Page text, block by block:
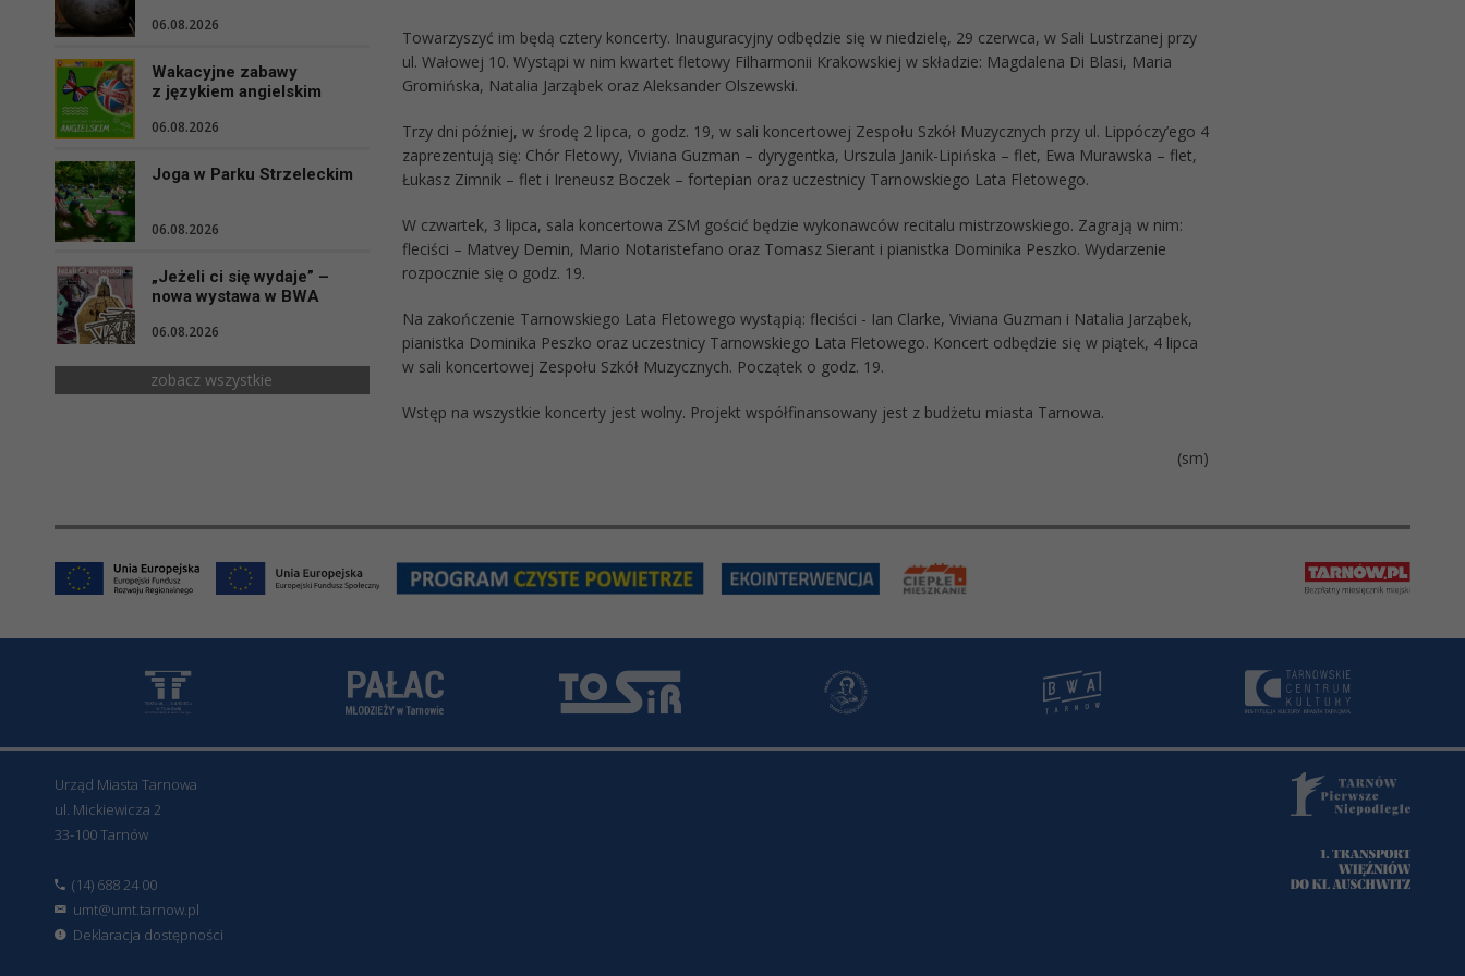
06.08.2026
Wakacyjne zabawy
z językiem angielskim
06.08.2026
Joga w Parku Strzeleckim
06.08.2026
„Jeżeli ci się wydaje” –
nowa wystawa w BWA
06.08.2026
zobacz wszystkie
Towarzyszyć im będą cztery koncerty. Inauguracyjny odbędzie się w niedzielę, 29 czerwca, w Sali Lustrzanej przy
ul. Wałowej 10. Wystąpi w nim kwartet fletowy Filharmonii Krakowskiej w składzie: Magdalena Di Blasi, Maria
Gromińska, Natalia Jarząbek oraz Aleksander Olszewski.
Trzy dni później, w środę 2 lipca, o godz. 19, w sali koncertowej Zespołu Szkół Muzycznych przy ul. Lippóczy’ego 4
zaprezentują się: Chór Fletowy, Viviana Guzman – dyrygentka, Urszula Janik-Lipińska – flet, Ewa Murawska – flet,
Łukasz Zimnik – flet i Ireneusz Boczek – fortepian oraz uczestnicy Tarnowskiego Lata Fletowego.
W czwartek, 3 lipca, sala koncertowa ZSM gościć będzie wykonawców recitalu mistrzowskiego. Zagrają w nim:
fleciści – Matvey Demin, Mario Notaristefano oraz Tomasz Sierant i pianistka Dominika Peszko. Wydarzenie
rozpocznie się o godz. 19.
Na zakończenie Tarnowskiego Lata Fletowego wystąpią: fleciści - Ian Clarke, Viviana Guzman i Natalia Jarząbek,
pianistka Dominika Peszko oraz uczestnicy Tarnowskiego Lata Fletowego. Koncert odbędzie się w piątek, 4 lipca
w sali koncertowej Zespołu Szkół Muzycznych. Początek o godz. 19.
Wstęp na wszystkie koncerty jest wolny. Projekt współfinansowany jest z budżetu miasta Tarnowa.
(sm)
Urząd Miasta Tarnowa
ul. Mickiewicza 2
33-100 Tarnów
(14) 688 24 00
umt@umt.tarnow.pl
Deklaracja dostępności